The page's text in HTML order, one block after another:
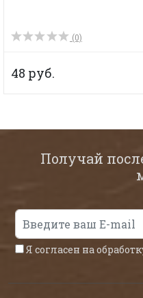
(0)
48 руб.
Получай
Я согласен на